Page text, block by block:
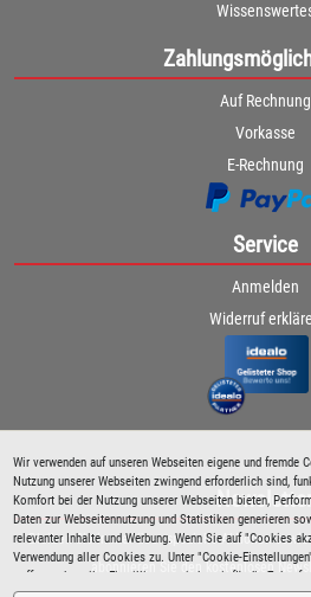
Wir verwenden auf unseren Webseiten eigene und
Nutzung unserer Webseiten zwingend erforderlich sind,
Komfort bei der Nutzung unserer Webseiten bieten,
Daten zur Webseitennutzung und Statistiken generieren
relevanter Inhalte und Werbung. Wenn Sie auf "Cookies
Verwendung aller Cookies zu. Unter "Cookie-
treffen und erteilte Einwilligungen jederzeit für die Zukunft
Auf Rechnung
Vorkasse
E-Rechnung
Service
Anmelden
Widerruf
Bleiben Sie immer über spezielle Aktionen
abonnieren Sie den kostenlosen